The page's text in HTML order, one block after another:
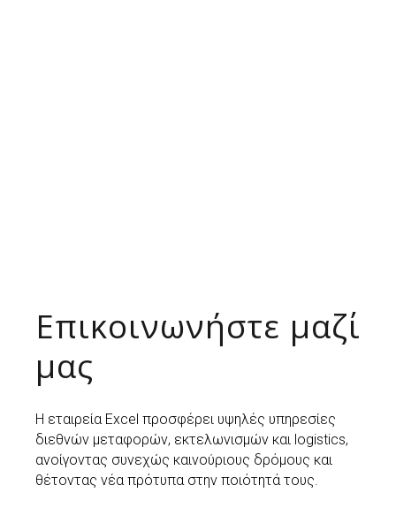
Επικοινωνήστε μαζί
μας
Η εταιρεία Excel προσφέρει υψηλές υπηρεσίες
διεθνών μεταφορών, εκτελωνισμών και logistics,
ανοίγοντας συνεχώς καινούριους δρόμους και
θέτοντας νέα πρότυπα στην ποιότητά τους.